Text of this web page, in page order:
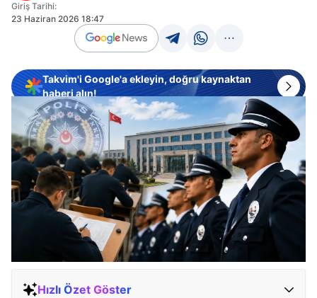
Giriş Tarihi:
23 Haziran 2026 18:47
Takvim'i Google'a ekleyin, doğru kaynaktan
haberi alın!
Hızlı Özet Göster